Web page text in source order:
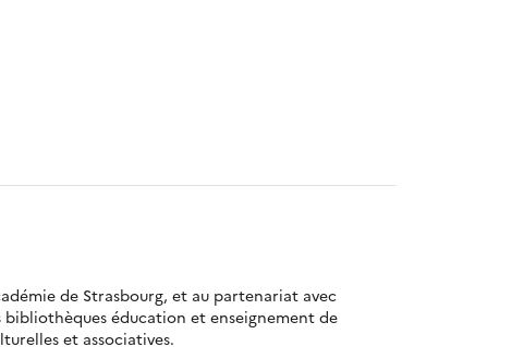
de Strasbourg, et au partenariat avec
bibliothèques éducation et enseignement de
et associatives.